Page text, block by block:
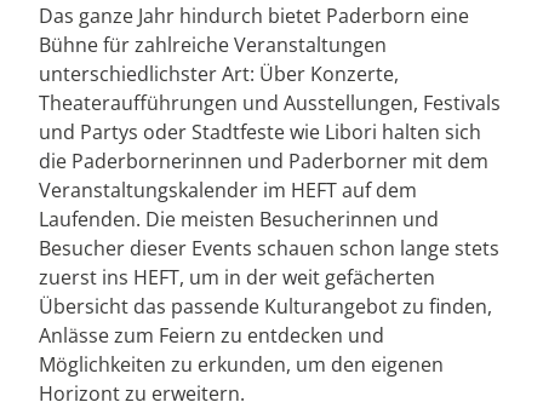
Das ganze Jahr hindurch bietet Paderborn eine
Bühne für zahlreiche Veranstaltungen
unterschiedlichster Art: Über Konzerte,
Theateraufführungen und Ausstellungen, Festivals
und Partys oder Stadtfeste wie Libori halten sich
die Paderbornerinnen und Paderborner mit dem
Veranstaltungskalender im HEFT auf dem
Laufenden. Die meisten Besucherinnen und
Besucher dieser Events schauen schon lange stets
zuerst ins HEFT, um in der weit gefächerten
Übersicht das passende Kulturangebot zu finden,
Anlässe zum Feiern zu entdecken und
Möglichkeiten zu erkunden, um den eigenen
Horizont zu erweitern.